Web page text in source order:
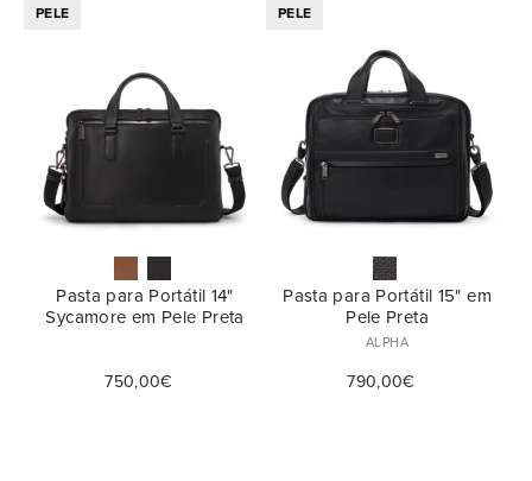
PELE
Pasta para Portátil 14"
Sycamore em Pele Preta
750,00€
PELE
Pasta para Portátil 15" em
Pele Preta
ALPHA
790,00€